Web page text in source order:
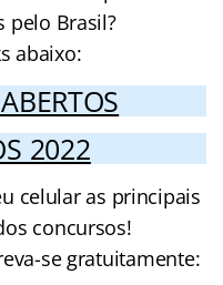
pelo Brasil?
abaixo:
2022
celular as principais
concursos!
se gratuitamente: